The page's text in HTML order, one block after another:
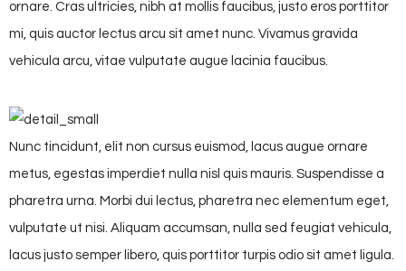
ornare. Cras ultricies, nibh at mollis faucibus, justo eros porttitor
mi, quis auctor lectus arcu sit amet nunc. Vivamus gravida
vehicula arcu, vitae vulputate augue lacinia faucibus.
Nunc tincidunt, elit non cursus euismod, lacus augue ornare
metus, egestas imperdiet nulla nisl quis mauris. Suspendisse a
pharetra urna. Morbi dui lectus, pharetra nec elementum eget,
vulputate ut nisi. Aliquam accumsan, nulla sed feugiat vehicula,
lacus justo semper libero, quis porttitor turpis odio sit amet ligula.